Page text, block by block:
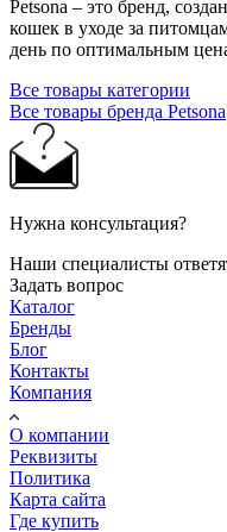
Petsona – это бренд,
кошек в уходе за
день по оптимальным
Все товары категории
Все товары бренда Petsona
Нужна консультация?
Наши специалисты
Задать вопрос
Каталог
Бренды
Блог
Контакты
Компания
О компании
Реквизиты
Политика
Карта сайта
Где купить